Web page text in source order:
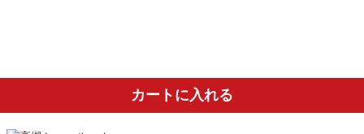
カートに入れる